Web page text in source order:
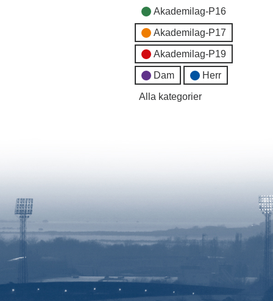
Akademilag-P16
Akademilag-P17
Akademilag-P19
Dam Herr
Alla kategorier